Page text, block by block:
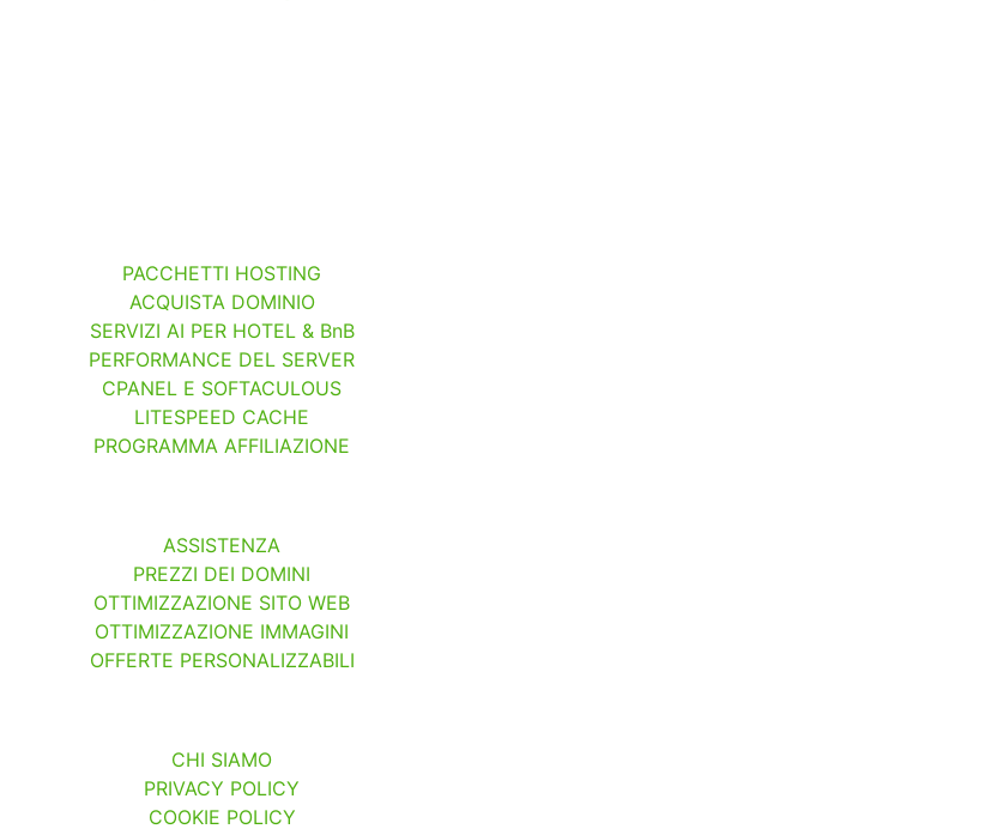
PACCHETTI HOSTING
ACQUISTA DOMINIO
SERVIZI AI PER HOTEL & BnB
PERFORMANCE DEL SERVER
CPANEL E SOFTACULOUS
LITESPEED CACHE
PROGRAMMA AFFILIAZIONE
ASSISTENZA
PREZZI DEI DOMINI
OTTIMIZZAZIONE SITO WEB
OTTIMIZZAZIONE IMMAGINI
OFFERTE PERSONALIZZABILI
CHI SIAMO
PRIVACY POLICY
COOKIE POLICY